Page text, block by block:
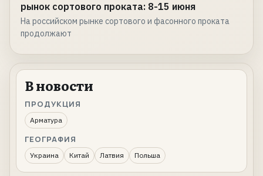
рынок сортового проката: 8-15 июня
На российском рынке сортового и фасонного проката
продолжают
В новости
ПРОДУКЦИЯ
Арматура
ГЕОГРАФИЯ
Украина Китай Латвия Польша